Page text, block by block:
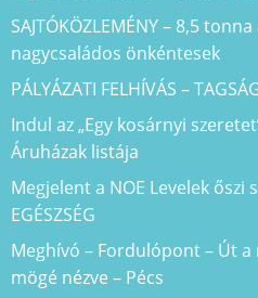
SAJTÓKÖZLEMÉNY – 8,5
nagycsaládos önkéntesek
PÁLYÁZATI FELHÍVÁS –
Indul az „Egy kosárnyi
Áruházak listája
Megjelent a NOE Levelek őszi
EGÉSZSÉG
Meghívó – Fordulópont – Út
mögé nézve – Pécs